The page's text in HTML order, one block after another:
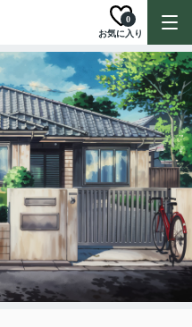
お気に入り
0